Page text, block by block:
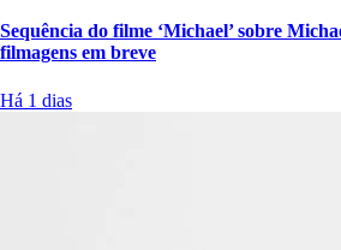
Sequência do filme ‘Michael’ sobre
filmagens em breve
Há 1 dias